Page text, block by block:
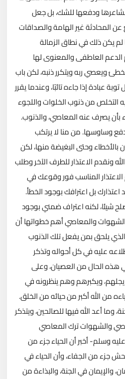
مشاعرها ودفعها للشك، بل جعل
المحادثة غير الهامة والصداقات
لم يكن ذلك في نطاق الزمالة
العاطفى والمعنوى لها
ويعصي ربه ويتكرر ذنبه، لكن باب
عبادة إذا جاءه تائبًا، وعندما يقرر
التخلص من ذنوب الخلوات واللجوء
بأن يصرف عنه المعاصي، والذنوب.
وساوسها. من منا لا يرتكب
وحتى البغيضة منها، لكن
ونقدم الاعتذار للطرف الآخر وطلب
المناسب فور وقوعك في
اعتذارك بل اعترافك بوجود الخطأ.
شيئا، لكنه اعتراف ضمني بوجود
والمعاصي أهم خطواتها أن
يلحق بمن يفعل تلك الذنوب
عليه في كل أحواله وتذكر
الحال من العصيان، وعلى
ويكبرهم وهم ينظرونه في
من الله أكبر من حيائه من الخلق.
وما أعد الله فيها للصالحين، ويتذكر
والشهوات ترك المعاصي
وسلم- أخبر أن الحياء جزء من
جزء من الجفاء، وأن الحياء في
والإيمان في الجنة، والبذاءة من